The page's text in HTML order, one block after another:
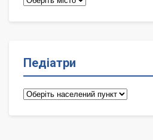
Педіатри
Педіатри